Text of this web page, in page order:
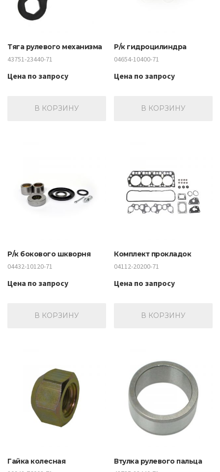
Тяга рулевого механизма
43751-23440-71
Цена по запросу
В КОРЗИНУ
Р/к гидроцилиндра
04654-10400-71
Цена по запросу
В КОРЗИНУ
Р/к бокового шкворня
04432-10120-71
Цена по запросу
В КОРЗИНУ
Комплект прокладок
04112-20200-71
Цена по запросу
В КОРЗИНУ
Гайка колесная
Втулка рулевого пальца